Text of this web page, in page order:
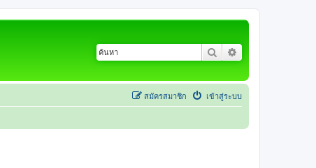
ค้นหา
เข้าสู่ระบบ
สมัครสมาชิก